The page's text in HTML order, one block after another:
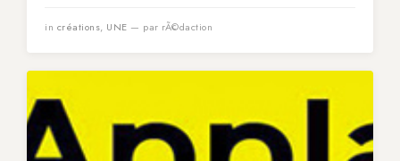
in créations, UNE — par rÃ©daction